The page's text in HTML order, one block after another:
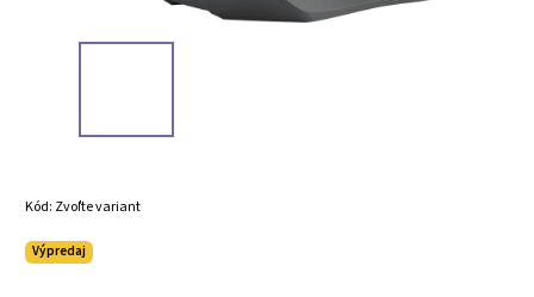
Kód: Zvoľte variant
Výpredaj